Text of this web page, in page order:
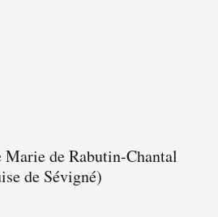
de Rabutin-Chantal
de Sévigné)